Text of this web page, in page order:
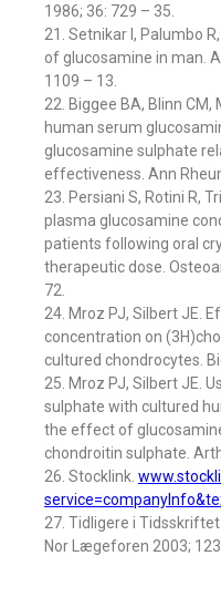
1986; 36: 729 – 35.
21. Setnikar I, Palumbo
of glucosamine in man.
1109 – 13.
22. Biggee BA, Blinn
human serum
glucosamine sulphate
effectiveness. Ann
23. Persiani S, Rotini R,
plasma glucosamine
patients following oral
therapeutic dose.
72.
24. Mroz PJ, Silbert JE.
concentration on
cultured chondrocytes.
25. Mroz PJ, Silbert JE.
sulphate with cultured
the effect of
chondroitin sulphate.
26. Stocklink.
27. Tidligere i
Nor Lægeforen 2003;